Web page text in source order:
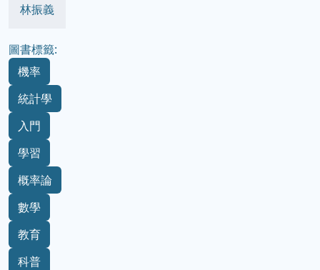
林振義
圖書標籤:
機率
統計學
入門
學習
概率論
數學
教育
科普